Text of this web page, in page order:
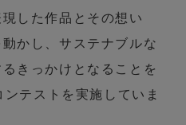
した作品とその想い
かし、サステナブルな
きっかけとなることを
テストを実施していま